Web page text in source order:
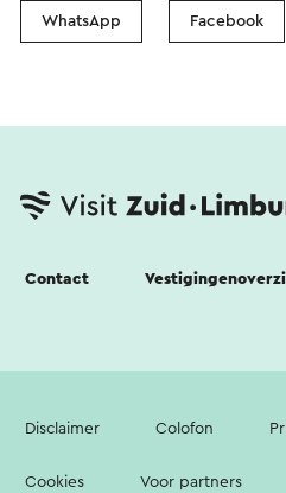
WhatsApp Facebook
Contact
Disclaimer Colofon
Cookies Voor partners